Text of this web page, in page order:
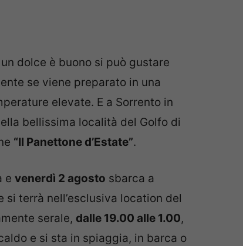
dolce è buono si può gustare
se viene preparato in una
elevate. E a Sorrento in
bellissima località del Golfo di
“Il Panettone d’Estate”.
e venerdì 2 agosto sbarca a
terrà nell’esclusiva location del
serale, dalle 19.00 alle 1.00,
e si sta in spiaggia, in barca o